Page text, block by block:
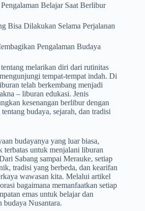
Belajar Saat Berlibur
Bisa Dilakukan Selama Perjalanan
Pengalaman Budaya
melarikan diri dari rutinitas
tempat-tempat indah. Di
telah berkembang menjadi
– liburan edukasi. Jenis
kesenangan berlibur dengan
budaya, sejarah, dan tradisi
budayanya yang luar biasa,
terbatas untuk menjalani liburan
Sabang sampai Merauke, setiap
tradisi yang berbeda, dan kearifan
wawasan kita. Melalui artikel
bagaimana memanfaatkan setiap
emas untuk belajar dan
budaya Nusantara.